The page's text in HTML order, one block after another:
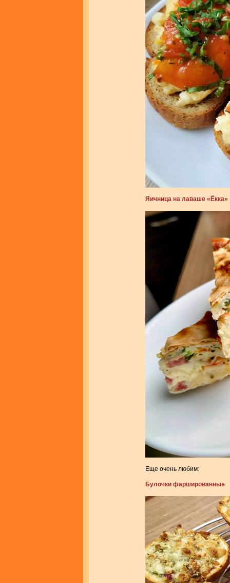
Яичница на лаваше «Ёкка»
Еще очень любим:
Булочки фаршированные